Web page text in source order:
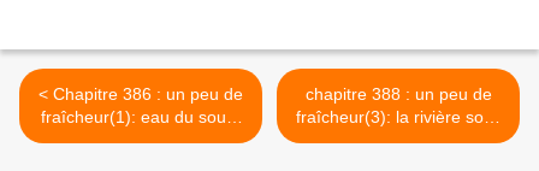
< Chapitre 386 : un peu de
fraîcheur(1): eau du sous-
bois
chapitre 388 : un peu de
fraîcheur(3): la rivière sous
le pont de la ferme de